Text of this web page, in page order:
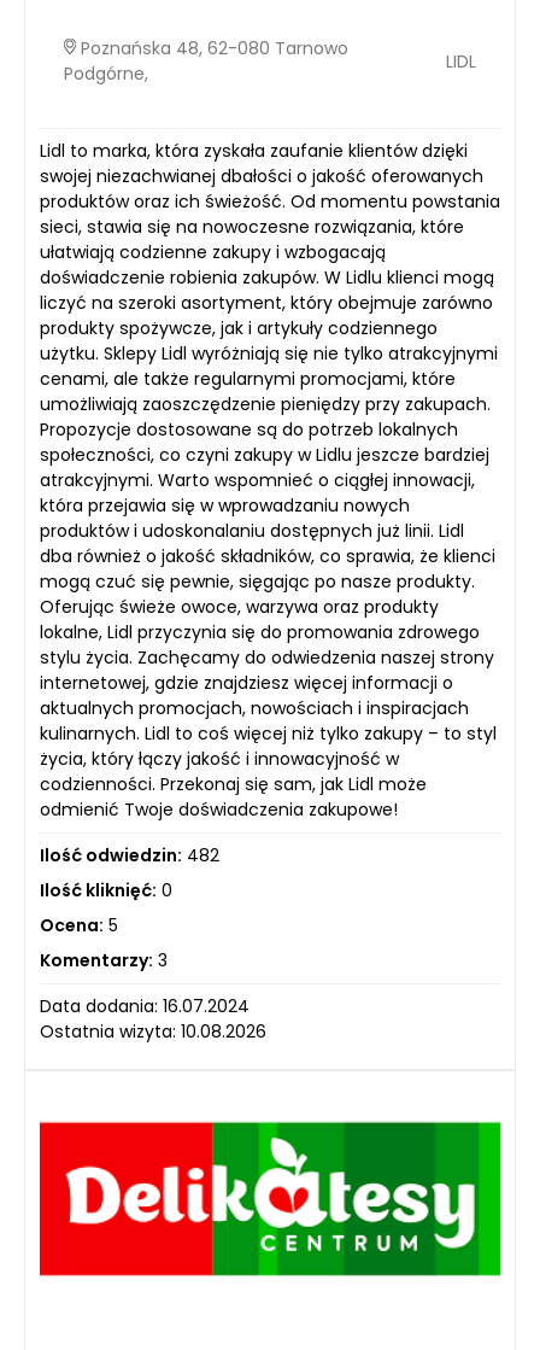
Poznańska 48, 62-080 Tarnowo
Podgórne,
LIDL
Lidl to marka, która zyskała zaufanie klientów dzięki
swojej niezachwianej dbałości o jakość oferowanych
produktów oraz ich świeżość. Od momentu powstania
sieci, stawia się na nowoczesne rozwiązania, które
ułatwiają codzienne zakupy i wzbogacają
doświadczenie robienia zakupów. W Lidlu klienci mogą
liczyć na szeroki asortyment, który obejmuje zarówno
produkty spożywcze, jak i artykuły codziennego
użytku. Sklepy Lidl wyróżniają się nie tylko atrakcyjnymi
cenami, ale także regularnymi promocjami, które
umożliwiają zaoszczędzenie pieniędzy przy zakupach.
Propozycje dostosowane są do potrzeb lokalnych
społeczności, co czyni zakupy w Lidlu jeszcze bardziej
atrakcyjnymi. Warto wspomnieć o ciągłej innowacji,
która przejawia się w wprowadzaniu nowych
produktów i udoskonalaniu dostępnych już linii. Lidl
dba również o jakość składników, co sprawia, że klienci
mogą czuć się pewnie, sięgając po nasze produkty.
Oferując świeże owoce, warzywa oraz produkty
lokalne, Lidl przyczynia się do promowania zdrowego
stylu życia. Zachęcamy do odwiedzenia naszej strony
internetowej, gdzie znajdziesz więcej informacji o
aktualnych promocjach, nowościach i inspiracjach
kulinarnych. Lidl to coś więcej niż tylko zakupy – to styl
życia, który łączy jakość i innowacyjność w
codzienności. Przekonaj się sam, jak Lidl może
odmienić Twoje doświadczenia zakupowe!
Ilość odwiedzin: 482
Ilość kliknięć: 0
Ocena: 5
Komentarzy: 3
Data dodania: 16.07.2024
Ostatnia wizyta: 10.08.2026